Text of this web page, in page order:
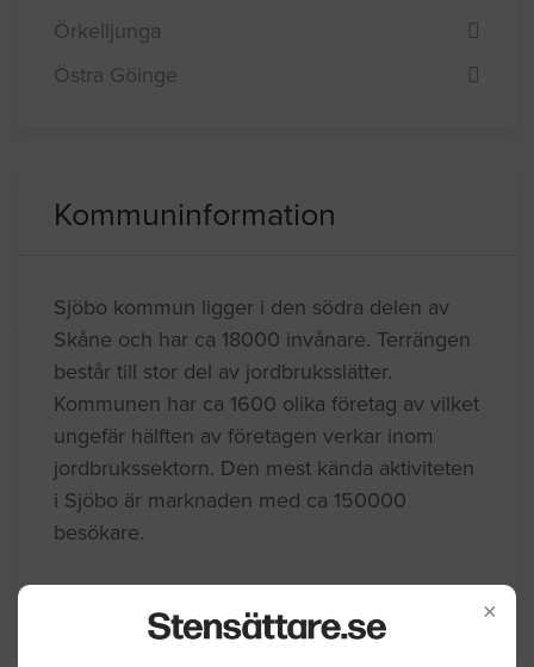
×
Örkelljunga
Östra Göinge
Kommuninformation
Sjöbo kommun ligger i den södra delen av
Skåne och har ca 18000 invånare. Terrängen
består till stor del av jordbruksslätter.
Kommunen har ca 1600 olika företag av vilket
ungefär hälften av företagen verkar inom
jordbrukssektorn. Den mest kända aktiviteten
i Sjöbo är marknaden med ca 150000
besökare.
BYGGLOVSINFORMATION FÖR SJÖBO